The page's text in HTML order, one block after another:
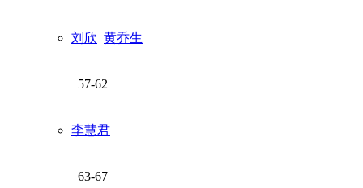
刘欣 黄乔生
57-62
李慧君
63-67